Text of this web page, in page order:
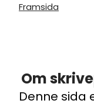
Framsida
Om
Denne sida